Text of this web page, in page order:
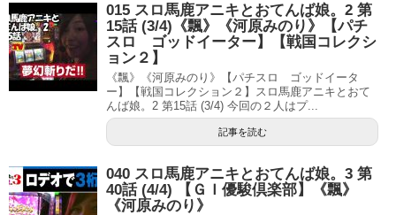
015 スロ馬鹿アニキとおてんば娘。2 第
15話 (3/4)《飄》《河原みのり》【パチ
スロ ゴッドイーター】【戦国コレクシ
ョン２】
《飄》《河原みのり》【パチスロ ゴッドイータ
ー】【戦国コレクション２】スロ馬鹿アニキとおて
んば娘。2 第15話 (3/4) 今回の２人はプ...
記事を読む
040 スロ馬鹿アニキとおてんば娘。3 第
40話 (4/4) 【ＧＩ優駿倶楽部】《飄》
《河原みのり》